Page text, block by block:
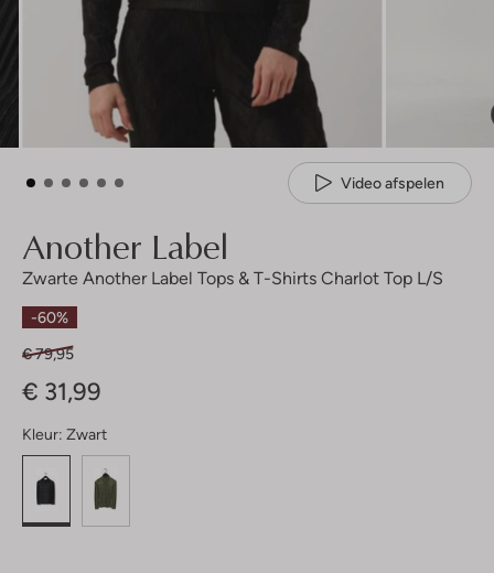
Video afspelen
Another Label
Zwarte Another Label Tops & T-Shirts Charlot Top L/s
-60%
€ 79,95
€ 31,99
Kleur: Zwart